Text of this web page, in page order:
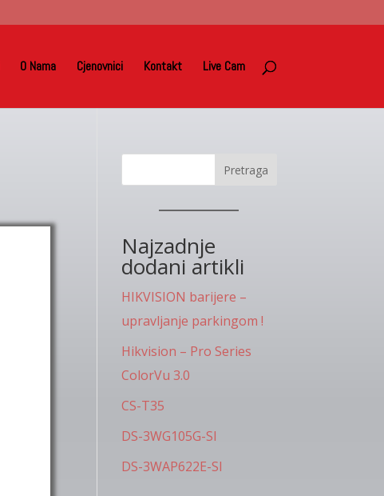
O Nama Cjenovnici Kontakt Live Cam
Pretraga
Najzadnje
dodani artikli
HIKVISION barijere –
upravljanje parkingom !
Hikvision – Pro Series
ColorVu 3.0
CS-T35
DS-3WG105G-SI
DS-3WAP622E-SI